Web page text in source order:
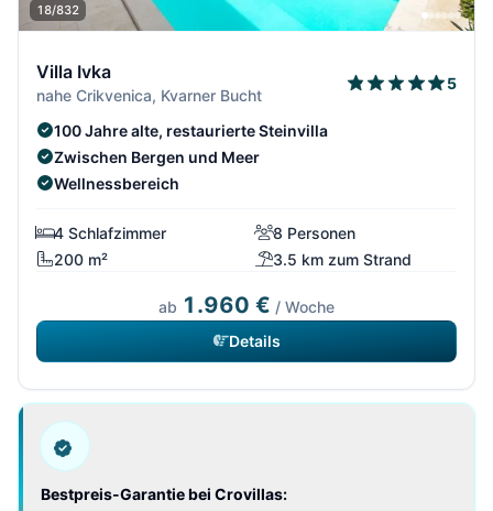
18/832
Villa Ivka
nahe Crikvenica, Kvarner Bucht
5
100 Jahre alte, restaurierte Steinvilla
Zwischen Bergen und Meer
Wellnessbereich
4 Schlafzimmer
8 Personen
200 m²
3.5 km zum Strand
ab 1.960 € / Woche
Details
Bestpreis-Garantie bei Crovillas: